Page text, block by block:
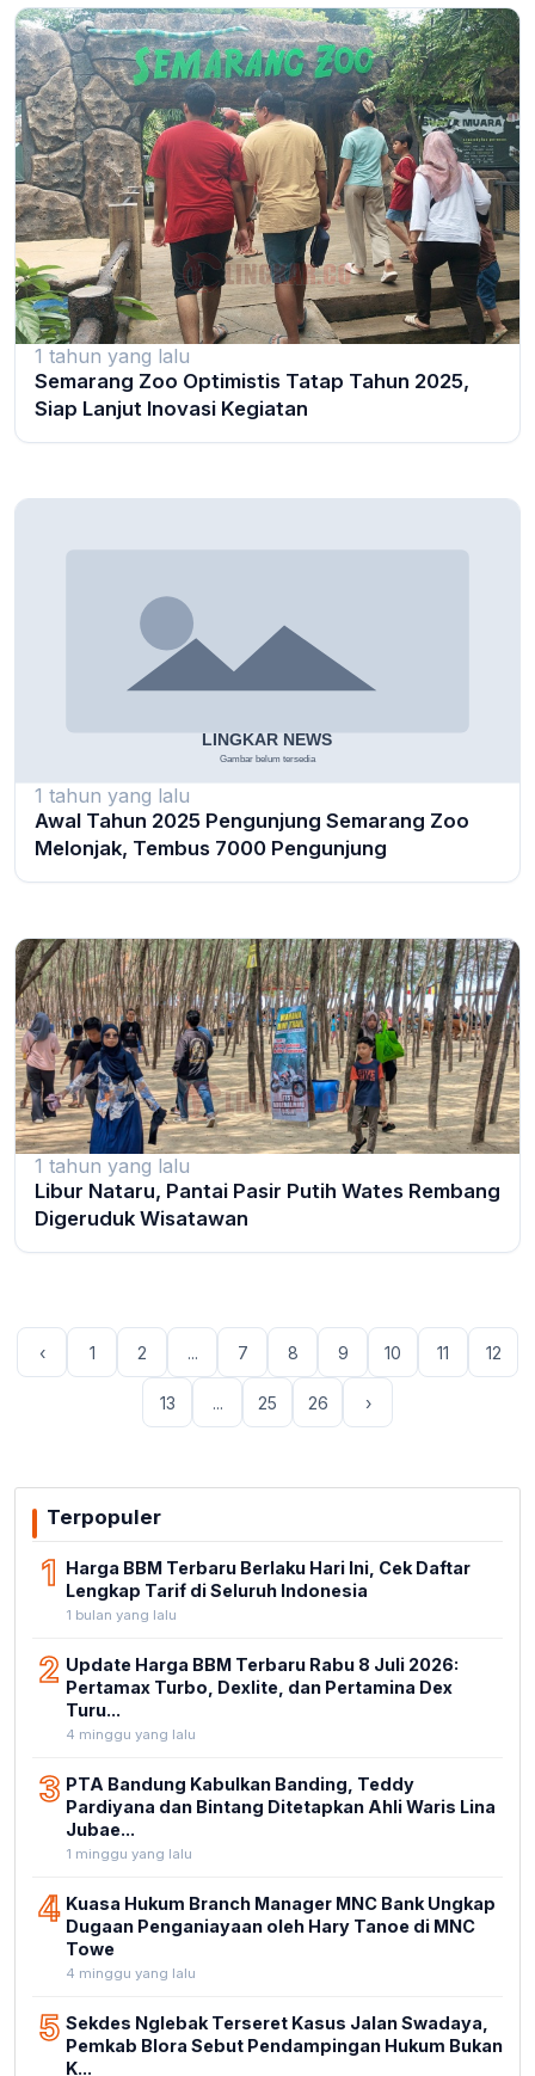
1 tahun yang lalu
Semarang Zoo Optimistis Tatap Tahun 2025,
Siap Lanjut Inovasi Kegiatan
1 tahun yang lalu
Awal Tahun 2025 Pengunjung Semarang Zoo
Melonjak, Tembus 7000 Pengunjung
1 tahun yang lalu
Libur Nataru, Pantai Pasir Putih Wates Rembang
Digeruduk Wisatawan
‹ 1 2 ... 7 8 9 10 11 12
13 ... 25 26 ›
Terpopuler
1 Harga BBM Terbaru Berlaku Hari Ini, Cek Daftar
Lengkap Tarif di Seluruh Indonesia
1 bulan yang lalu
2 Update Harga BBM Terbaru Rabu 8 Juli 2026:
Pertamax Turbo, Dexlite, dan Pertamina Dex
Turu...
4 minggu yang lalu
3 PTA Bandung Kabulkan Banding, Teddy
Pardiyana dan Bintang Ditetapkan Ahli Waris Lina
Jubae...
1 minggu yang lalu
4 Kuasa Hukum Branch Manager MNC Bank Ungkap
Dugaan Penganiayaan oleh Hary Tanoe di MNC
Towe
4 minggu yang lalu
5 Sekdes Nglebak Terseret Kasus Jalan Swadaya,
Pemkab Blora Sebut Pendampingan Hukum Bukan
K...